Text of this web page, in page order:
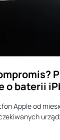
o baterii
Apple od